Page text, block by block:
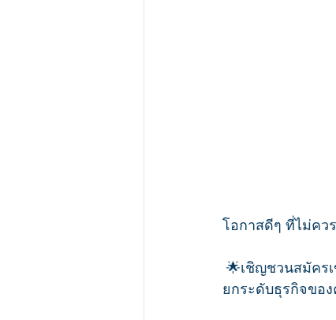
โอกาสดีๆ ที่ไม่คว
🌟เชิญชวนสมัคร
ยกระดับธุรกิจขอ